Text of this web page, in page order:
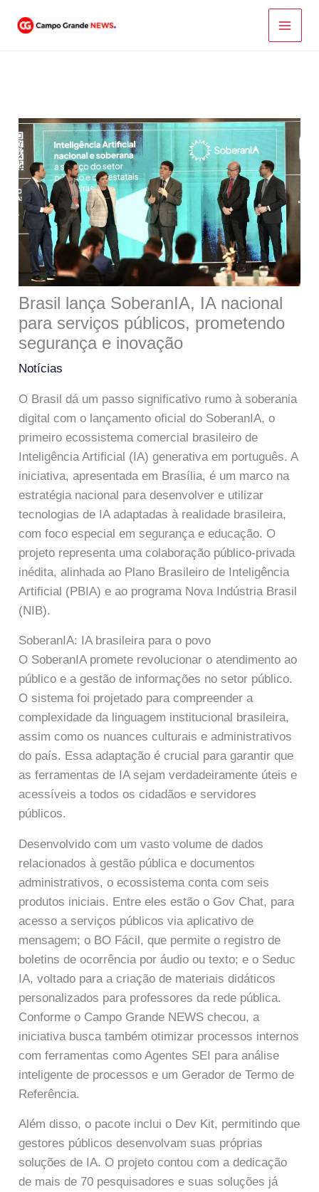
para
Brasil lança SoberanIA, IA nacional
para serviços públicos, prometendo
segurança e inovação
Notícias
O Brasil dá um passo significativo rumo à soberania
digital com o lançamento oficial do SoberanIA, o
primeiro ecossistema comercial brasileiro de
Inteligência Artificial (IA) generativa em português. A
iniciativa, apresentada em Brasília, é um marco na
estratégia nacional para desenvolver e utilizar
tecnologias de IA adaptadas à realidade brasileira,
com foco especial em segurança e educação. O
projeto representa uma colaboração público-privada
inédita, alinhada ao Plano Brasileiro de Inteligência
Artificial (PBIA) e ao programa Nova Indústria Brasil
(NIB).
SoberanIA: IA brasileira para o povo
O SoberanIA promete revolucionar o atendimento ao
público e a gestão de informações no setor público.
O sistema foi projetado para compreender a
complexidade da linguagem institucional brasileira,
assim como os nuances culturais e administrativos
do país. Essa adaptação é crucial para garantir que
as ferramentas de IA sejam verdadeiramente úteis e
acessíveis a todos os cidadãos e servidores
públicos.
Desenvolvido com um vasto volume de dados
relacionados à gestão pública e documentos
administrativos, o ecossistema conta com seis
produtos iniciais. Entre eles estão o Gov Chat, para
acesso a serviços públicos via aplicativo de
mensagem; o BO Fácil, que permite o registro de
boletins de ocorrência por áudio ou texto; e o Seduc
IA, voltado para a criação de materiais didáticos
personalizados para professores da rede pública.
Conforme o Campo Grande NEWS checou, a
iniciativa busca também otimizar processos internos
com ferramentas como Agentes SEI para análise
inteligente de processos e um Gerador de Termo de
Referência.
Além disso, o pacote inclui o Dev Kit, permitindo que
gestores públicos desenvolvam suas próprias
soluções de IA. O projeto contou com a dedicação
de mais de 70 pesquisadores e suas soluções já